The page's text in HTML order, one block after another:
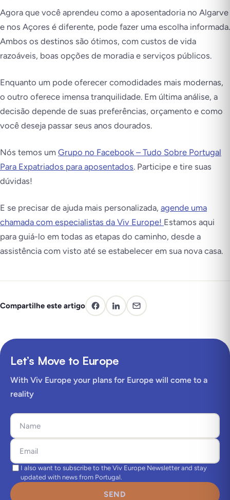
Agora que você aprendeu como a aposentadoria no Algarve
e nos Açores é diferente, pode fazer uma escolha informada.
Ambos os destinos são ótimos, com custos de vida
razoáveis, boas opções de moradia e serviços públicos.
Enquanto um pode oferecer comodidades mais modernas,
o outro oferece imensa tranquilidade. Em última análise, a
decisão depende de suas preferências, orçamento e como
você deseja passar seus anos dourados.
Nós temos um Grupo no Facebook – Tudo Sobre Portugal
Para Expatriados para aposentados. Participe e tire suas
dúvidas!
E se precisar de ajuda mais personalizada, agende uma
chamada com especialistas da Viv Europe! Estamos aqui
para guiá-lo em todas as etapas do caminho, desde a
assistência com visto até se estabelecer em sua nova casa.
Compartilhe este artigo
Let’s Move to Europe
With Viv Europe your plans for Europe will come to a
reality
I also want to subscribe to the Viv Europe Newsletter and stay
updated with news from Portugal.
SEND